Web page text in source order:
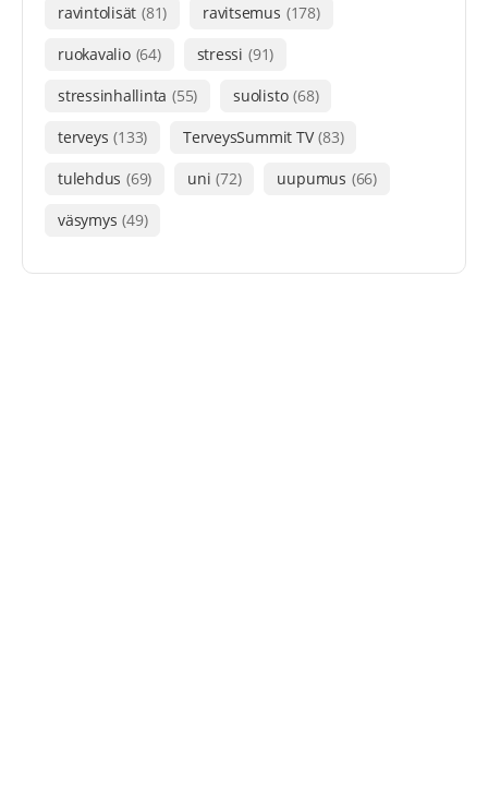
ravintolisät (81) ravitsemus (178)
ruokavalio (64) stressi (91)
stressinhallinta (55) suolisto (68)
terveys (133) TerveysSummit TV (83)
tulehdus (69) uni (72) uupumus (66)
väsymys (49)